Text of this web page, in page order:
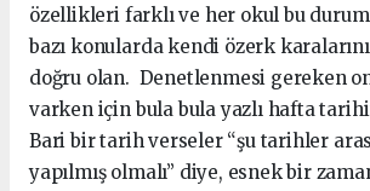
özellikleri farklı ve her okul bu
bazı konularda kendi özerk
doğru olan. Denetlenmesi gereken
varken için bula bula yazlı hafta
Bari bir tarih verseler “şu tarihler
yapılmış olmalı” diye, esnek bir